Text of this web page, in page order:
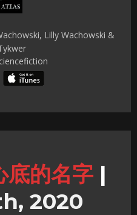
Lilly Wachowski &
底的名字 |
2020